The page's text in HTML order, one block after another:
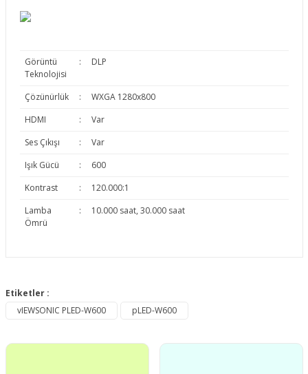
Görüntü
Teknolojisi
: DLP
Çözünürlük :
WXGA 1280x800
HDMI
:
Var
Ses Çıkışı
:
Var
Işık Gücü
:
600
Kontrast
:
120.000:1
Lamba
Ömrü
: 10.000 saat, 30.000 saat
konularda yetersiz gördüğünüz noktaları öneri formunu
Görüş ve önerileriniz için teşekkür ederiz.
Ürün resmi kalitesiz, bozuk veya görüntülenemiyor.
Etiketler :
vIEWSONIC PLED-W600
pLED-W600